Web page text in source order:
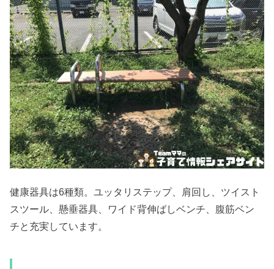
健康器具は6種類。ユッタリステップ、肩回し、ツイスト
スツール、懸垂器具、ワイド背伸ばしベンチ、腹筋ベン
チと充実しています。